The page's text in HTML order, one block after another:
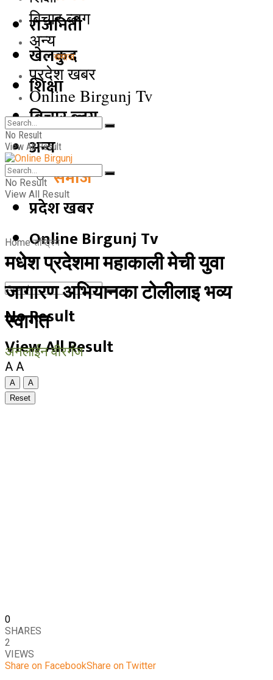
राजनिती
खेलकुद
शिक्षा
बिचार ब्लग
अन्य
समाज
प्रदेश खबर
Online Birgunj Tv
No Result
View All Result
बिचार ब्लग
अन्य
समाज
प्रदेश खबर
Online Birgunj Tv
No Result
View All Result
No Result
View All Result
Home राष्ट्रिय
मधेश प्रदेशमा महाकाली मेची युवा
जागारण अभियानका टोलीलाइ भव्य
स्वागत
अनलाईन वीरगंज
A A
A
A
Reset
0
SHARES
2
VIEWS
Share on FacebookShare on Twitter